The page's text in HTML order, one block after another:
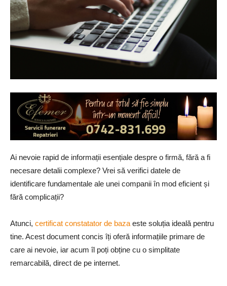
Ai nevoie rapid de informații esențiale despre o firmă, fără a fi
necesare detalii complexe? Vrei să verifici datele de
identificare fundamentale ale unei companii în mod eficient și
fără complicații?
Atunci, certificat constatator de baza este soluția ideală pentru
tine. Acest document concis îți oferă informațiile primare de
care ai nevoie, iar acum îl poți obține cu o simplitate
remarcabilă, direct de pe internet.